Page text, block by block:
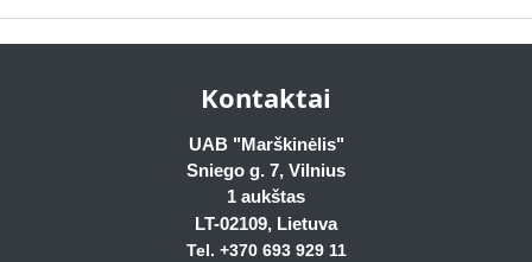
Kontaktai
UAB "Marškinėlis"
Sniego g. 7, Vilnius
1 aukštas
LT-02109, Lietuva
Tel. +370 693 929 11